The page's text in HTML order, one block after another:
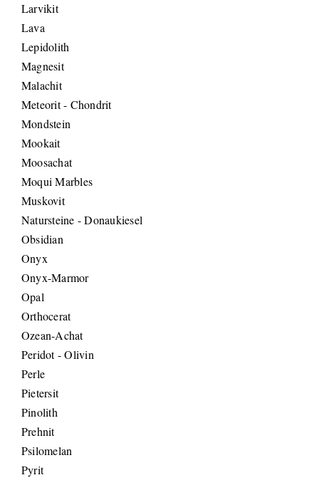
Larvikit
Lava
Lepidolith
Magnesit
Malachit
Meteorit - Chondrit
Mondstein
Mookait
Moosachat
Moqui Marbles
Muskovit
Natursteine - Donaukiesel
Obsidian
Onyx
Onyx-Marmor
Opal
Orthocerat
Ozean-Achat
Peridot - Olivin
Perle
Pietersit
Pinolith
Prehnit
Psilomelan
Pyrit